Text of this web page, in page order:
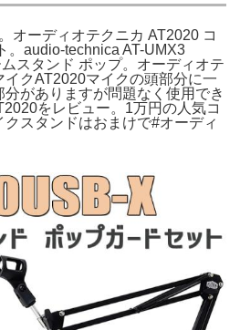
オーディオテクニカ AT2020 コ
。audio-technica AT-UMX3
スタンド ポップ。オーディオテ
クAT2020マイクの頭部分に一
がありますが問題なく使用でき
をレビュー。1万円の人気コ
スタンドはおまけで#オーディ